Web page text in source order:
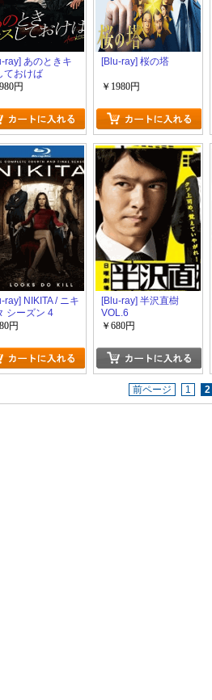
ray] あのときキ
ておけば
円
[Blu-ray] 桜の塔
￥1980円
ray] NIKITA / ニキ
シーズン 4
円
[Blu-ray] 半沢直樹
VOL.6
￥680円
前ページ 1 2